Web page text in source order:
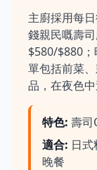
主廚採用每
錢親民嘅壽
$580/$880
單包括前菜
品，在夜色
特色: 壽司
適合: 日
晚餐